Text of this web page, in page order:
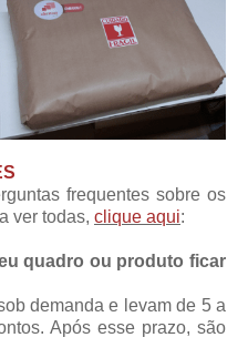
frequentes sobre os
ver todas, clique aqui:
quadro ou produto ficar
demanda e levam de 5 a
Após esse prazo, são